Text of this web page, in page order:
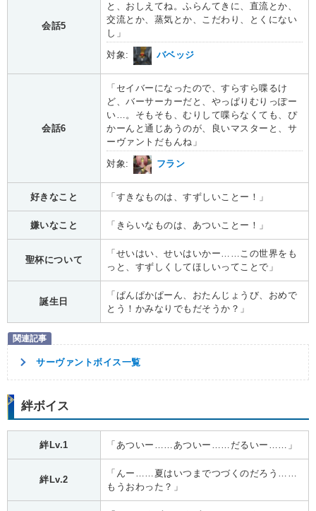
会話5
と、おしえてね。ふらんてきに、直流とか、
交流とか、蒸気とか、こだわり、とくにない
し」
対象: バベッジ
会話6
「セイバーになったので、すらすら喋るけ
ど、バーサーカーだと、やっぱりむりっぽー
い…。そもそも、むりして喋らなくても、ぴ
かーんと通じあうのが、良いマスターと、サ
ーヴァントだもんね」
対象: フラン
好きなこと 「すきなものは、すずしいことー！」
嫌いなこと 「きらいなものは、あついことー！」
聖杯について
「せいはい、せいはいかー……この世界をも
っと、すずしくしてほしいってことで」
誕生日
「ぱんぱかぱーん、おたんじょうび、おめで
とう！かみなりでもだそうか？」
サーヴァントボイス一覧
絆ボイス
絆Lv.1 「あついー……あついー……だるいー……」
絆Lv.2
「んー……夏はいつまでつづくのだろう……
もうおわった？」